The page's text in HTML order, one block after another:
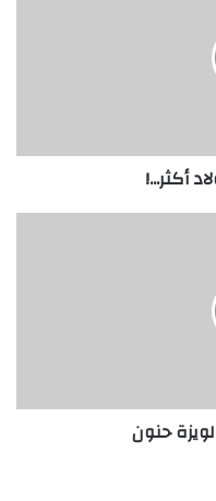
أكثر...!
حنون